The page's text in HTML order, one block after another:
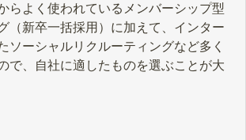
らよく使われているメンバーシップ型
（新卒一括採用）に加えて、インター
ソーシャルリクルーティングなど多く
で、自社に適したものを選ぶことが大